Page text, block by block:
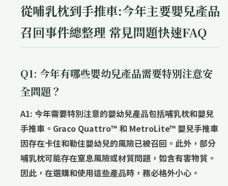
從哺乳枕到手推車:今年主要嬰兒產品
召回事件總整理 常見問題快速FAQ
Q1: 今年有哪些嬰幼兒產品需要特別注意安
全問題？
A1: 今年需要特別注意的嬰幼兒產品包括哺乳枕和嬰兒
手推車 。Graco Quattro™ 和 MetroLite™ 嬰兒手推車
因存在卡住和勒住嬰幼兒的風險已被召回。此外，部分
哺乳枕可能存在窒息風險或材質問題，如含有害物質。
因此，在選購和使用這些產品時，務必格外小心。